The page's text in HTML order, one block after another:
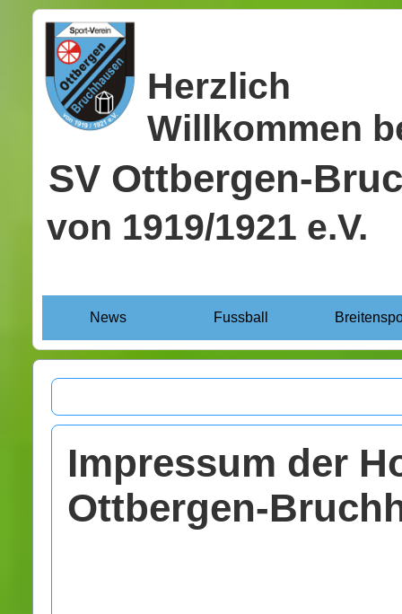
Herzlich
Willkommen
SV Ottbergen-
von 1919/1921 e.V.
News Fussball
Impressum der
Ottbergen-